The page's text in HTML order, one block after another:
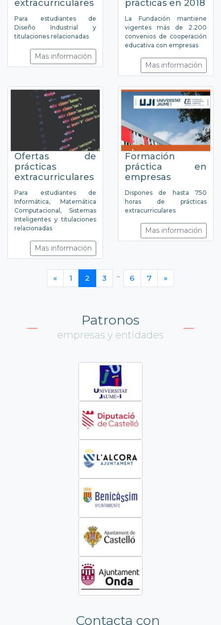
extracurriculares
Para estudiantes de
Diseño Industrial y
titulaciones relacionadas
Mas información
prácticas en 2018
La Fundación mantiene
vigentes más de 2.200
convenios de cooperación
educativa con empresas
Mas información
Ofertas de
prácticas
extracurriculares
Para estudiantes de
Informática, Matemática
Computacional, Sistemas
Inteligentes y titulaciones
relacionadas
Mas información
Formación
práctica en
empresas
Dispones de hasta 750
horas de prácticas
extracurriculares
Mas información
« 1 2 3 .. 6 7 »
Patronos
empresas y entidades
Contacta con